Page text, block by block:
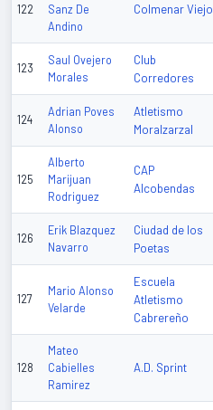
122
Sanz De
Andino
Colmenar Viejo
123
Saul Ovejero
Morales
Club
Corredores
124
Adrian Poves
Alonso
Atletismo
Moralzarzal
125
Alberto
Marijuan
Rodriguez
CAP
Alcobendas
126
Erik Blazquez
Navarro
Ciudad de los
Poetas
127
Mario Alonso
Velarde
Escuela
Atletismo
Cabrereño
128
Mateo
Cabielles
Ramirez
A.D. Sprint